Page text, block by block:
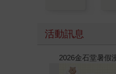
活動訊息
春光ｘ奇幻基地｜全書系展